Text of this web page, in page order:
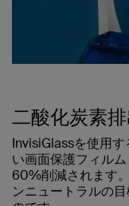
二酸化炭素排
InvisiGlassを使用
い画面保護フィル
60%削減されます。
ンニュートラルの